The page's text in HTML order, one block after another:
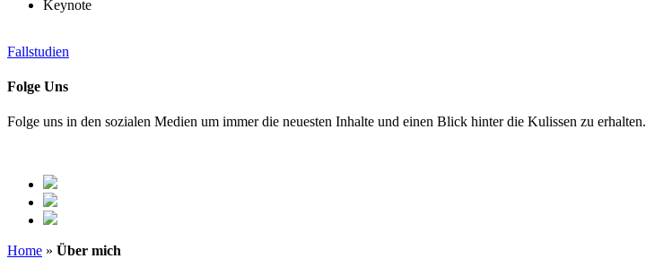
Keynote
Fallstudien
Folge Uns
Folge uns in den sozialen Medien um immer die neuesten Inhalte und einen Blick hinter die Kulissen zu erhalten.
Home » Über mich